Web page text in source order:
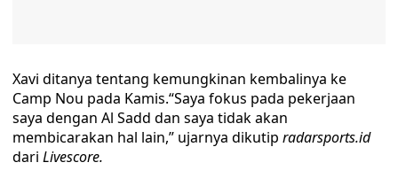
Xavi ditanya tentang kemungkinan kembalinya ke
Camp Nou pada Kamis.“Saya fokus pada pekerjaan
saya dengan Al Sadd dan saya tidak akan
membicarakan hal lain,” ujarnya dikutip radarsports.id
dari Livescore.